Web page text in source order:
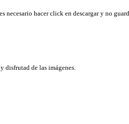
necesario hacer click en descargar y no
disfrutad de las imágenes.